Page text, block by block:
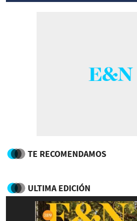
TE RECOMENDAMOS
ULTIMA EDICIÓN